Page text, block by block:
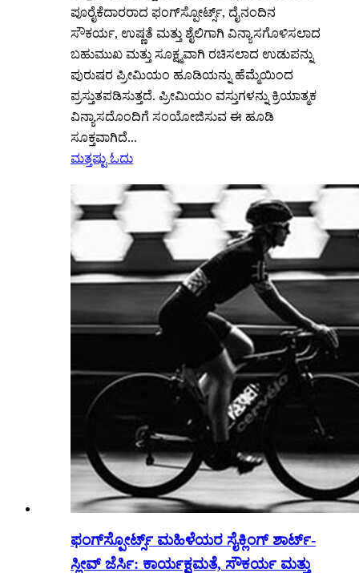
ಪೂರೈಕೆದಾರರಾದ ಫಂಗ್‌ಸ್ಪೋರ್ಟ್ಸ್, ದೈನಂದಿನ
ಸೌಕರ್ಯ, ಉಷ್ಣತೆ ಮತ್ತು ಶೈಲಿಗಾಗಿ ವಿನ್ಯಾಸಗೊಳಿಸಲಾದ
ಬಹುಮುಖ ಮತ್ತು ಸೂಕ್ಷ್ಮವಾಗಿ ರಚಿಸಲಾದ ಉಡುಪನ್ನು
ಪುರುಷರ ಪ್ರೀಮಿಯಂ ಹೂಡಿಯನ್ನು ಹೆಮ್ಮೆಯಿಂದ
ಪ್ರಸ್ತುತಪಡಿಸುತ್ತದೆ. ಪ್ರೀಮಿಯಂ ವಸ್ತುಗಳನ್ನು ಕ್ರಿಯಾತ್ಮಕ
ವಿನ್ಯಾಸದೊಂದಿಗೆ ಸಂಯೋಜಿಸುವ ಈ ಹೂಡಿ
ಸೂಕ್ತವಾಗಿದೆ...
ಮತ್ತಷ್ಟು ಓದು
ಫಂಗ್‌ಸ್ಪೋರ್ಟ್ಸ್ ಮಹಿಳೆಯರ ಸೈಕ್ಲಿಂಗ್ ಶಾರ್ಟ್-
ಸ್ಲೀವ್ ಜೆರ್ಸಿ: ಕಾರ್ಯಕ್ಷಮತೆ, ಸೌಕರ್ಯ ಮತ್ತು